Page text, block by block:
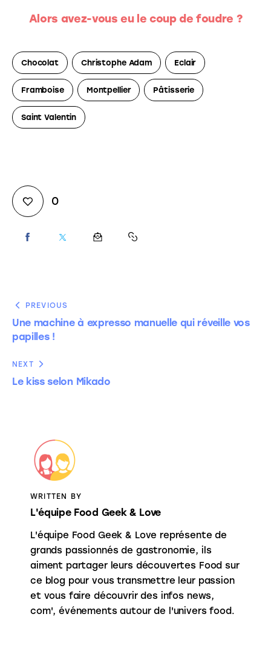
Alors avez-vous eu le coup de foudre ?
Chocolat Christophe Adam Eclair
Framboise Montpellier Pâtisserie
Saint Valentin
0
PREVIOUS
Une machine à expresso manuelle qui réveille vos
papilles !
NEXT
Le kiss selon Mikado
WRITTEN BY
L'équipe Food Geek & Love
L'équipe Food Geek & Love représente de
grands passionnés de gastronomie, ils
aiment partager leurs découvertes Food sur
ce blog pour vous transmettre leur passion
et vous faire découvrir des infos news,
com', événements autour de l'univers food.